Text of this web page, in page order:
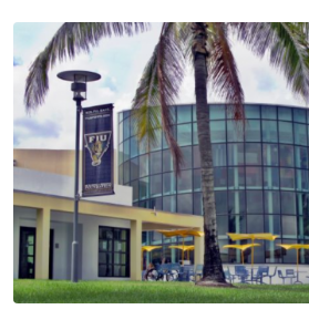
o
o
k
r
d
I
n
e
s
d
s